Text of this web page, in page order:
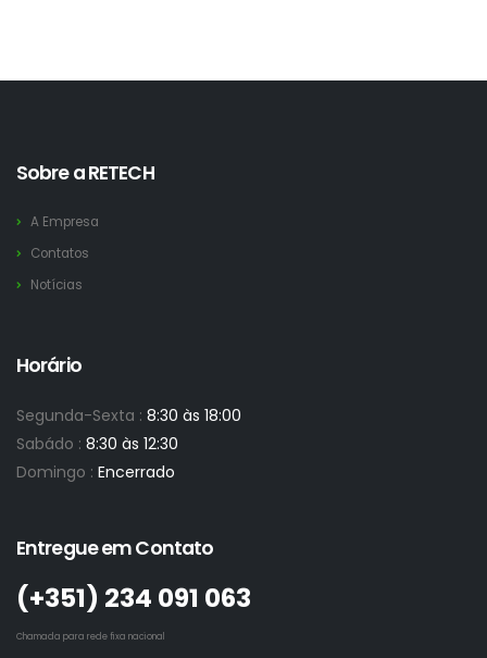
Sobre a RETECH
A Empresa
Contatos
Notícias
Horário
Segunda-Sexta : 8:30 às 18:00
Sabádo : 8:30 às 12:30
Domingo : Encerrado
Entregue em Contato
(+351)­ 234 091 063
Chamada para rede fixa nacional